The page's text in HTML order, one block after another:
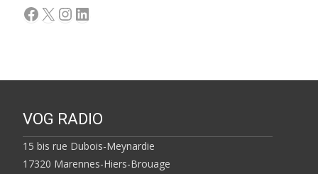
Facebook
X Instagram
LinkedIn
VOG RADIO
15 bis rue Dubois-Meynardie
17320 Marennes-Hiers-Brouage